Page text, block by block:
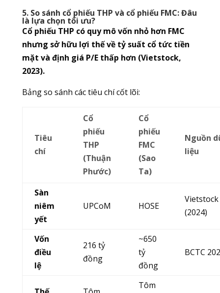
5. So sánh cổ phiếu THP và cổ phiếu FMC: Đâu
là lựa chọn tối ưu?
Cổ phiếu THP có quy mô vốn nhỏ hơn FMC
nhưng sở hữu lợi thế về tỷ suất cổ tức tiền
mặt và định giá P/E thấp hơn (Vietstock,
2023).
Bảng so sánh các tiêu chí cốt lõi:
Tiêu
chí
Cổ
phiếu
THP
(Thuận
Phước)
Cổ
phiếu
FMC
(Sao
Ta)
Nguồn
liệu
Sàn
niêm
yết
UPCoM HOSE
Vietstock
(2024)
Vốn
điều
lệ
216 tỷ
đồng
~650
tỷ
đồng
BCTC
Tôm